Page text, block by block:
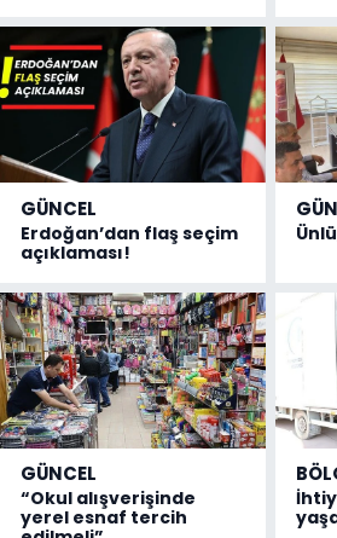
GÜNCEL
Erdoğan’dan flaş seçim
açıklaması!
GÜNCEL
“Okul alışverişinde
yerel esnaf tercih